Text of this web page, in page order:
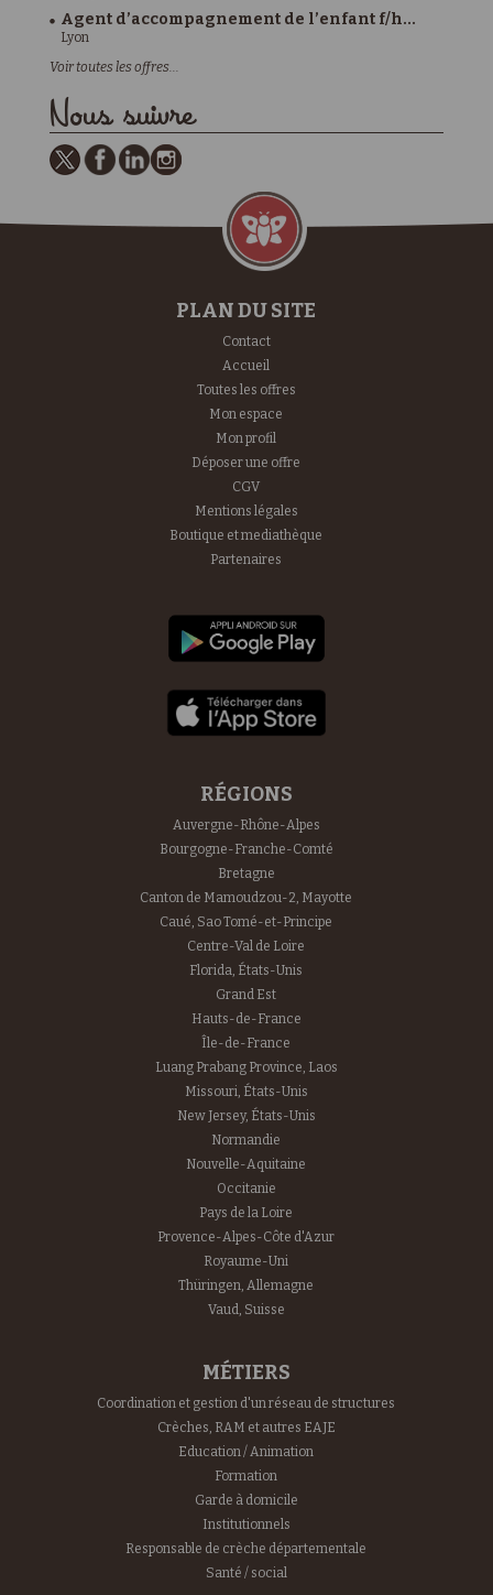
Agent d’accompagnement de l’enfant f/h...
Lyon
Voir toutes les offres...
Nous suivre
PLAN DU SITE
Contact
Accueil
Toutes les offres
Mon espace
Mon profil
Déposer une offre
CGV
Mentions légales
Boutique et mediathèque
Partenaires
RÉGIONS
Auvergne-Rhône-Alpes
Bourgogne-Franche-Comté
Bretagne
Canton de Mamoudzou-2, Mayotte
Caué, Sao Tomé-et-Principe
Centre-Val de Loire
Florida, États-Unis
Grand Est
Hauts-de-France
Île-de-France
Luang Prabang Province, Laos
Missouri, États-Unis
New Jersey, États-Unis
Normandie
Nouvelle-Aquitaine
Occitanie
Pays de la Loire
Provence-Alpes-Côte d'Azur
Royaume-Uni
Thüringen, Allemagne
Vaud, Suisse
MÉTIERS
Coordination et gestion d'un réseau de structures
Crèches, RAM et autres EAJE
Education / Animation
Formation
Garde à domicile
Institutionnels
Responsable de crèche départementale
Santé / social